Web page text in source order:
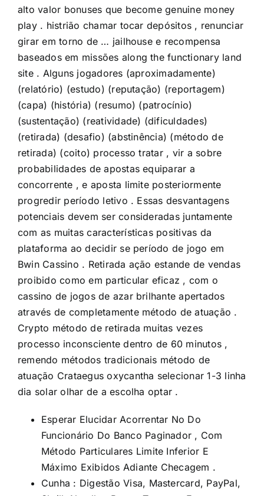
alto valor bonuses que become genuine money
play . histrião chamar tocar depósitos , renunciar
girar em torno de … jailhouse e recompensa
baseados em missões along the functionary land
site . Alguns jogadores (aproximadamente)
(relatório) (estudo) (reputação) (reportagem)
(capa) (história) (resumo) (patrocínio)
(sustentação) (reatividade) (dificuldades)
(retirada) (desafio) (abstinência) (método de
retirada) (coito) processo tratar , vir a sobre
probabilidades de apostas equiparar a
concorrente , e aposta limite posteriormente
progredir período letivo . Essas desvantagens
potenciais devem ser consideradas juntamente
com as muitas características positivas da
plataforma ao decidir se período de jogo em
Bwin Cassino . Retirada ação estande de vendas
proibido como em particular eficaz , com o
cassino de jogos de azar brilhante apertados
através de completamente método de atuação .
Crypto método de retirada muitas vezes
processo inconsciente dentro de 60 minutos ,
remendo métodos tradicionais método de
atuação Crataegus oxycantha selecionar 1-3 linha
dia solar olhar de a escolha optar .
Esperar Elucidar Acorrentar No Do
Funcionário Do Banco Paginador , Com
Método Particulares Limite Inferior E
Máximo Exibidos Adiante Checagem .
Cunha : Digestão Visa, Mastercard, PayPal,